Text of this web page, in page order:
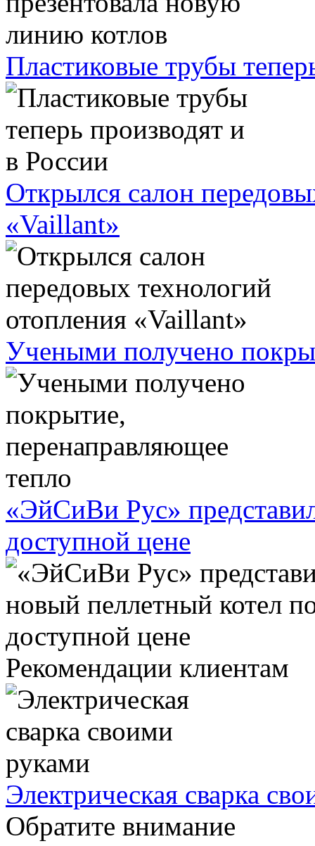
Пластиковые трубы
Открылся салон
«Vaillant»
Учеными получено
«ЭйСиВи Рус»
доступной цене
Рекомендации клиентам
Электрическая сварка
Обратите внимание